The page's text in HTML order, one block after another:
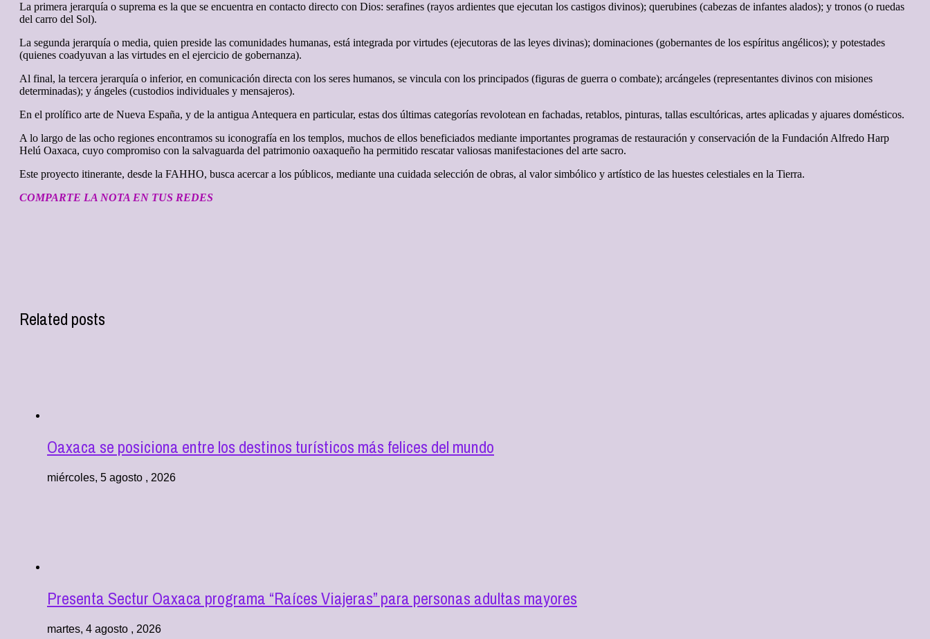
La primera jerarquía o suprema es la que se encuentra en contacto directo con Dios: serafines (rayos ardientes que ejecutan los castigos divinos); querubines (cabezas de infantes alados); y tronos (o ruedas
del carro del Sol).
La segunda jerarquía o media, quien preside las comunidades humanas, está integrada por virtudes (ejecutoras de las leyes divinas); dominaciones (gobernantes de los espíritus angélicos); y potestades
(quienes coadyuvan a las virtudes en el ejercicio de gobernanza).
Al final, la tercera jerarquía o inferior, en comunicación directa con los seres humanos, se vincula con los principados (figuras de guerra o combate); arcángeles (representantes divinos con misiones
determinadas); y ángeles (custodios individuales y mensajeros).
En el prolífico arte de Nueva España, y de la antigua Antequera en particular, estas dos últimas categorías revolotean en fachadas, retablos, pinturas, tallas escultóricas, artes aplicadas y ajuares domésticos.
A lo largo de las ocho regiones encontramos su iconografía en los templos, muchos de ellos beneficiados mediante importantes programas de restauración y conservación de la Fundación Alfredo Harp
Helú Oaxaca, cuyo compromiso con la salvaguarda del patrimonio oaxaqueño ha permitido rescatar valiosas manifestaciones del arte sacro.
Este proyecto itinerante, desde la FAHHO, busca acercar a los públicos, mediante una cuidada selección de obras, al valor simbólico y artístico de las huestes celestiales en la Tierra.
COMPARTE LA NOTA EN TUS REDES
Related posts
Oaxaca se posiciona entre los destinos turísticos más felices del mundo
miércoles, 5 agosto , 2026
Presenta Sectur Oaxaca programa “Raíces Viajeras” para personas adultas mayores
martes, 4 agosto , 2026